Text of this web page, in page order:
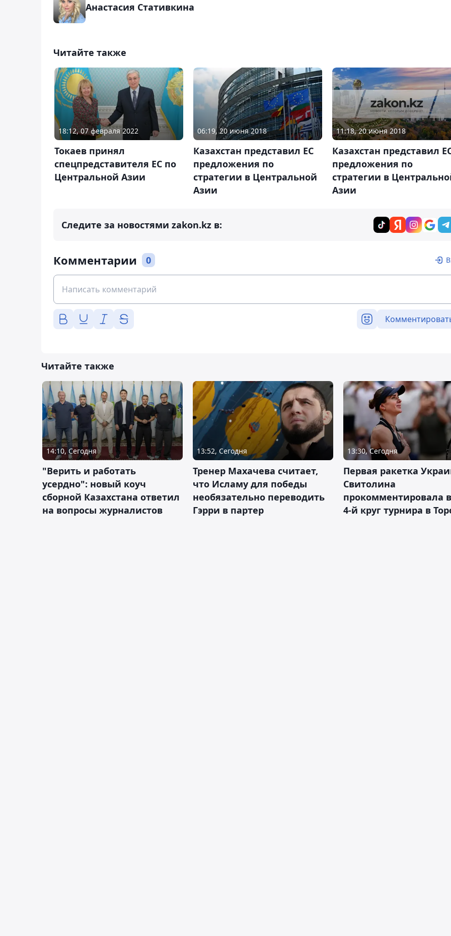
Анастасия Стативкина
Читайте также
18:12, 07 февраля 2022
Токаев принял
спецпредставителя ЕС по
Центральной Азии
06:19, 20 июня 2018
Казахстан представил ЕС
предложения по
стратегии в Центральной
Азии
11:18, 20 июня 2018
Казахстан представил
предложения по
стратегии в
Азии
Следите за новостями zakon.kz в:
Комментарии 0
Читайте также
14:10, Сегодня
"Верить и работать
усердно": новый коуч
сборной Казахстана ответил
на вопросы журналистов
13:52, Сегодня
Тренер Махачева считает,
что Исламу для победы
необязательно переводить
Гэрри в партер
13:30, Сегодня
Первая ракетка
Свитолина
прокомментировала
4-й круг турнира в